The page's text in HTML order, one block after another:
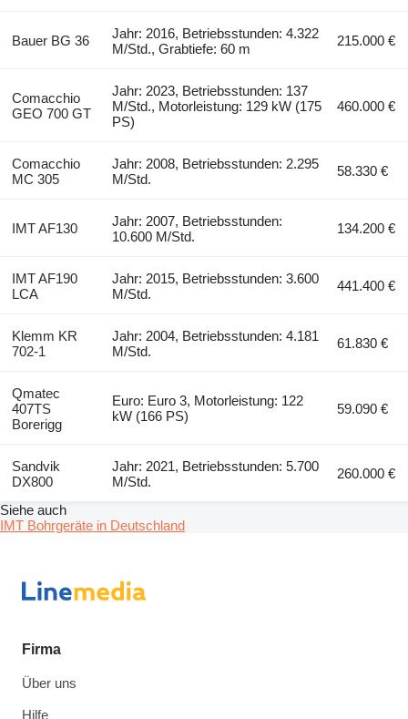
Bauer BG 36
Jahr: 2016, Betriebsstunden: 4.322
M/Std., Grabtiefe: 60 m
215.000 €
Comacchio
GEO 700 GT
Jahr: 2023, Betriebsstunden: 137
M/Std., Motorleistung: 129 kW (175
PS)
460.000 €
Comacchio
MC 305
Jahr: 2008, Betriebsstunden: 2.295
M/Std.
58.330 €
IMT AF130
Jahr: 2007, Betriebsstunden:
10.600 M/Std.
134.200 €
IMT AF190
LCA
Jahr: 2015, Betriebsstunden: 3.600
M/Std.
441.400 €
Klemm KR
702-1
Jahr: 2004, Betriebsstunden: 4.181
M/Std.
61.830 €
Qmatec
407TS
Borerigg
Euro: Euro 3, Motorleistung: 122
kW (166 PS)
59.090 €
Sandvik
DX800
Jahr: 2021, Betriebsstunden: 5.700
M/Std.
260.000 €
Siehe auch
IMT Bohrgeräte in Deutschland
Firma
Über uns
Hilfe